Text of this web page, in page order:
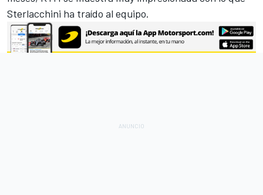
Sterlacchini ha traído al equipo.